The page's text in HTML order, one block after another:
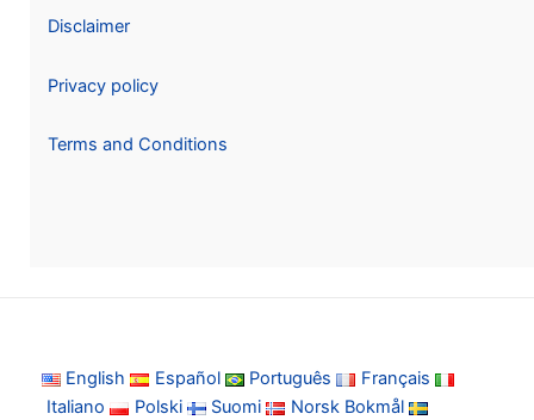
Disclaimer
Privacy policy
Terms and Conditions
English Español Português
Français
Italiano
Polski Suomi
Norsk Bokmål